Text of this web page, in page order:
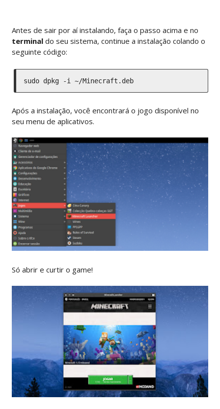
Antes de sair por aí instalando, faça o passo acima e no
terminaldo seu sistema, continue a instalação colando o
seguinte código:
sudo dpkg -i ~/Minecraft.deb
Após a instalação, você encontrará o jogo disponível no
seu menu de aplicativos.
Só abrir e curtir o game!